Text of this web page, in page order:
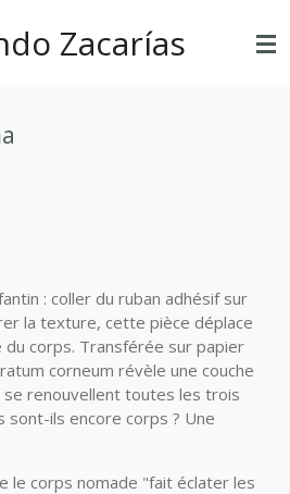
Zacarías
: coller du ruban adhésif sur
la texture, cette pièce déplace
du corps. Transférée sur papier
corneum révèle une couche
se renouvellent toutes les trois
sont-ils encore corps ? Une
le corps nomade "fait éclater les